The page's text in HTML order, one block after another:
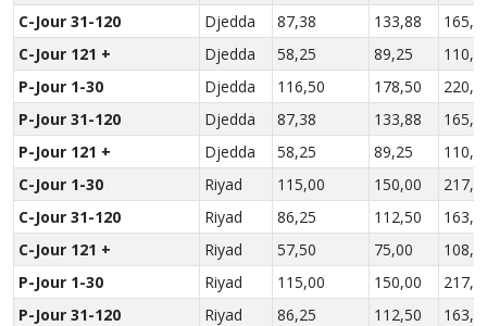
C-Jour 31-120
Djedda 87,38 133,88
C-Jour 121 +
Djedda 58,25 89,25
P-Jour 1-30
Djedda 116,50 178,50
P-Jour 31-120
Djedda 87,38 133,88
P-Jour 121 +
Djedda 58,25 89,25
C-Jour 1-30
Riyad 115,00 150,00
C-Jour 31-120
Riyad 86,25 112,50
C-Jour 121 +
Riyad 57,50 75,00
P-Jour 1-30
Riyad 115,00 150,00
P-Jour 31-120
Riyad 86,25 112,50